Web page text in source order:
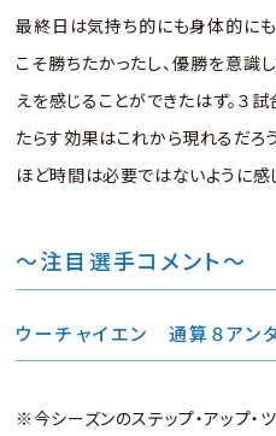
最終日は気持ち的にも身体的に
こそ勝ちたかったし、優勝を意識
えを感じることができたはず。３
たらす効果はこれから現れるだろ
ほど時間は必要ではないように感
〜注目選手コメント〜
ウーチャイエン 通算８アン
※今シーズンのステップ・アップ・